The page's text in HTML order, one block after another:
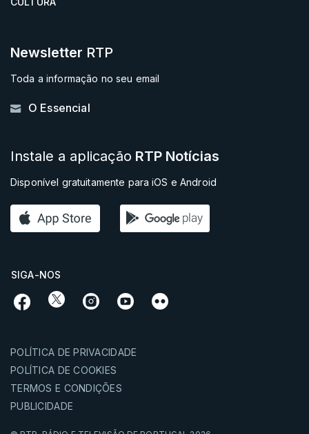
Newsletter RTP
Toda a informação no seu email
O Essencial
Instale a aplicação RTP Notícias
Disponível gratuitamente para iOS e Android
SIGA-NOS
POLÍTICA DE PRIVACIDADE
POLÍTICA DE COOKIES
TERMOS E CONDIÇÕES
PUBLICIDADE